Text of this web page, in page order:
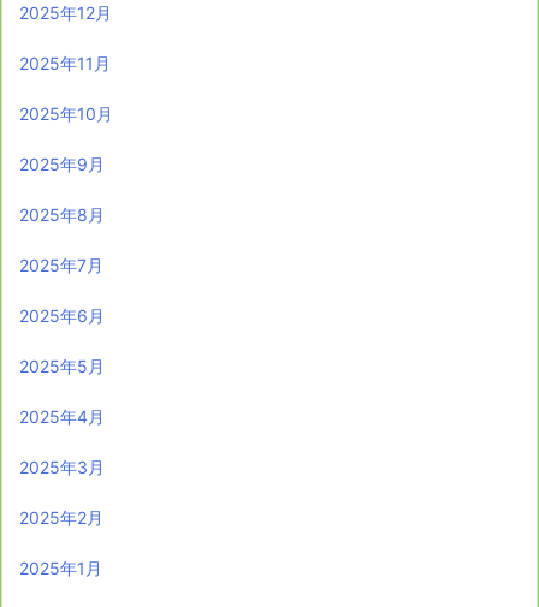
2025年12月
2025年11月
2025年10月
2025年9月
2025年8月
2025年7月
2025年6月
2025年5月
2025年4月
2025年3月
2025年2月
2025年1月